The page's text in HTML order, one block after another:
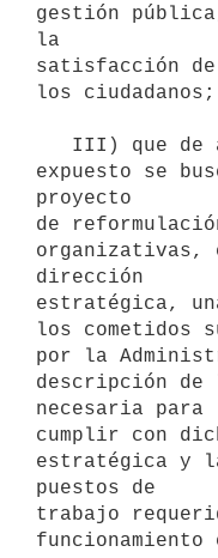
gestión
la
satisfacción de
los ciudadanos;
expuesto se
proyecto
de
organizativas,
dirección
estratégica,
los cometidos
por la
descripción de
necesaria para
cumplir con
estratégica y
puestos de
trabajo
funcionamiento